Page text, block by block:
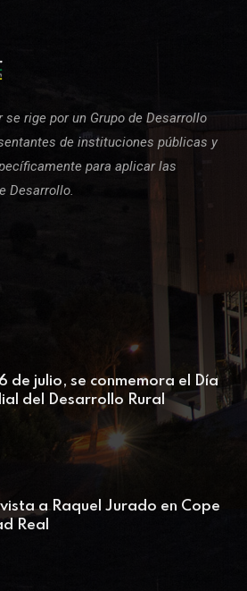
rige por un Grupo de Desarrollo
de instituciones públicas y
para aplicar las
Desarrollo.
de julio, se conmemora el Día
del Desarrollo Rural
a Raquel Jurado en Cope
Real